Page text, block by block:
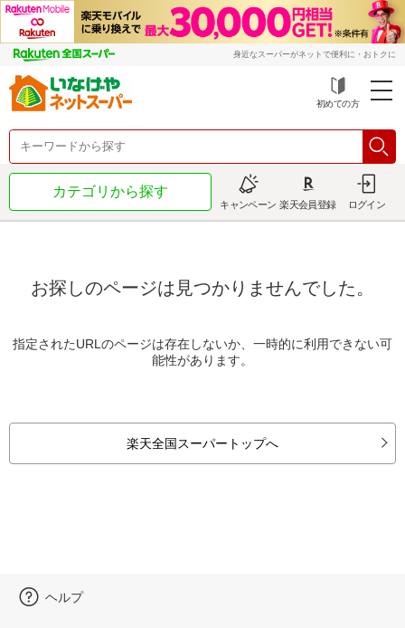
身近なスーパーがネットで便利に・おトクに
初めての方
カテゴリから探す
キャンペーン 楽天会員登録 ログイン
お探しのページは見つかりませんでした。
指定されたURLのページは存在しないか、一時的に利用できない可
能性があります。
楽天全国スーパートップへ
ヘルプ